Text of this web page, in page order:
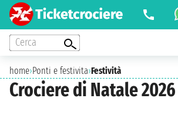
Cerca
home›Ponti e festivita›Festività
Crociere di Natale 2026